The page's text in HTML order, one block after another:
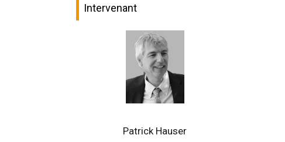
Intervenant
Patrick Hauser